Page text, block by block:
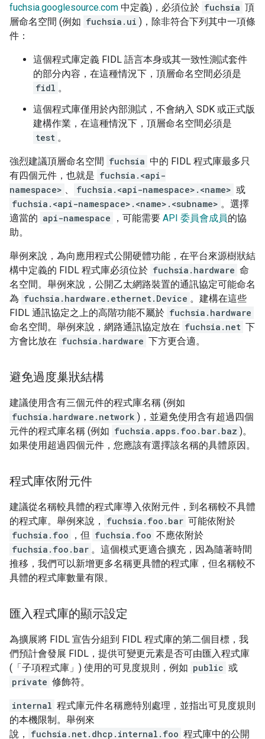
fuchsia.googlesource.com 中定義)，必須位於 fuchsia 頂
層命名空間 (例如 fuchsia.ui )，除非符合下列其中一項條
件：
這個程式庫定義 FIDL 語言本身或其一致性測試套件
的部分內容，在這種情況下，頂層命名空間必須是
fidl 。
這個程式庫僅用於內部測試，不會納入 SDK 或正式版
建構作業，在這種情況下，頂層命名空間必須是
test 。
強烈建議頂層命名空間 fuchsia 中的 FIDL 程式庫最多只
有四個元件，也就是 fuchsia.<api-
namespace> 、 fuchsia.<api-namespace>.<name> 或
fuchsia.<api-namespace>.<name>.<subname> 。選擇
適當的 api-namespace ，可能需要 API 委員會成員的協
助。
舉例來說，為向應用程式公開硬體功能，在平台來源樹狀結
構中定義的 FIDL 程式庫必須位於 fuchsia.hardware 命
名空間。舉例來說，公開乙太網路裝置的通訊協定可能命名
為 fuchsia.hardware.ethernet.Device 。建構在這些
FIDL 通訊協定之上的高階功能不屬於 fuchsia.hardware
命名空間。舉例來說，網路通訊協定放在 fuchsia.net 下
方會比放在 fuchsia.hardware 下方更合適。
避免過度巢狀結構
建議使用含有三個元件的程式庫名稱 (例如
fuchsia.hardware.network )，並避免使用含有超過四個
元件的程式庫名稱 (例如 fuchsia.apps.foo.bar.baz )。
如果使用超過四個元件，您應該有選擇該名稱的具體原因。
程式庫依附元件
建議從名稱較具體的程式庫導入依附元件，到名稱較不具體
的程式庫。舉例來說，
fuchsia.foo.bar 可能依附於
fuchsia.foo
，但 fuchsia.foo 不應依附於
fuchsia.foo.bar 。這個模式更適合擴充，因為隨著時間
推移，我們可以新增更多名稱更具體的程式庫，但名稱較不
具體的程式庫數量有限。
匯入程式庫的顯示設定
為擴展將 FIDL 宣告分組到 FIDL 程式庫的第二個目標，我
們預計會發展 FIDL，提供可變更元素是否可由匯入程式庫
(「子項程式庫」) 使用的可見度規則，例如 public 或
private 修飾符。
internal 程式庫元件名稱應特別處理，並指出可見度規則
的本機限制。舉例來
說，
fuchsia.net.dhcp.internal.foo 程式庫中的公開